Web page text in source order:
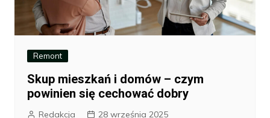
Remont
Skup mieszkań i domów – czym
powinien się cechować dobry
Redakcja 28 września 2025